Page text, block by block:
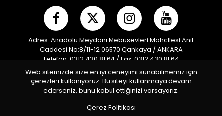
Adres: Anadolu Meydanı Mebusevleri Mahallesi Anıt
Caddesi No:8/11-12 06570 Çankaya / ANKARA
Telefon: 0312 430 81 64 / Fax: 0312 430 81 64
E-posta: info@mpf.org.tr/ Kep Adresi:
modernpentatlonfederasyonu@hs01.kep.tr
Türkiye Modern Pentatlon Federasyonu © 2026 Tüm
Hakları Saklıdır
Web sitemizde size en iyi deneyimi sunabilmemiz için
çerezleri kullanıyoruz. Bu siteyi kullanmaya devam
ederseniz, bunu kabul ettiğinizi varsayarız.
Çerez Politikası